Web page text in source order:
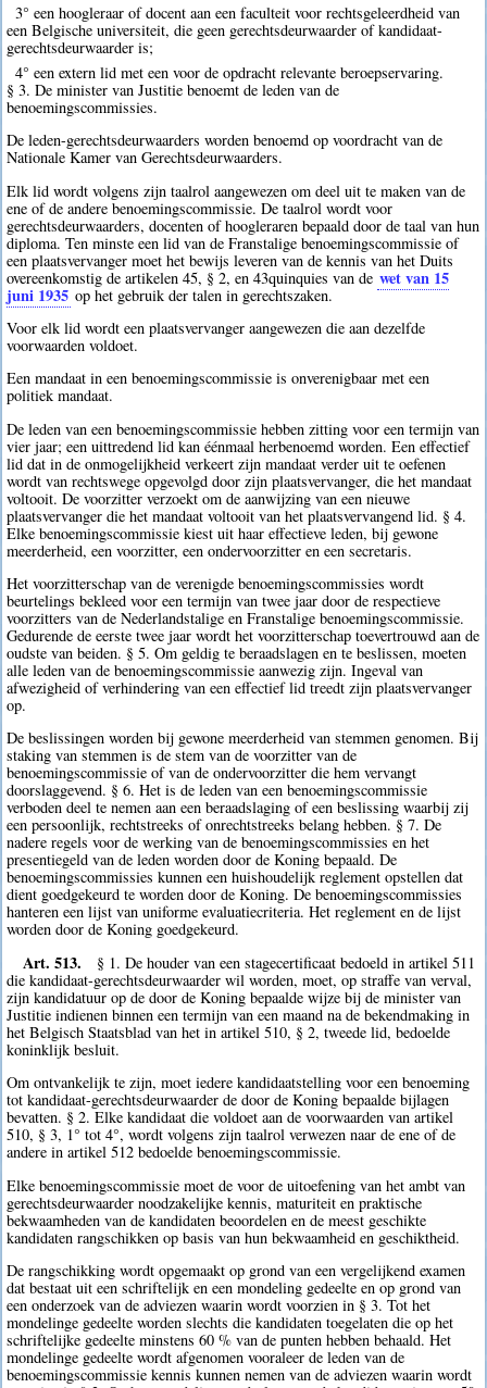
3° een hoogleraar of docent aan een faculteit voor rechtsgeleerdheid van
een Belgische universiteit, die geen gerechtsdeurwaarder of kandidaat-
gerechtsdeurwaarder is;
4° een extern lid met een voor de opdracht relevante beroepservaring.
§ 3. De minister van Justitie benoemt de leden van de
benoemingscommissies.
De leden-gerechtsdeurwaarders worden benoemd op voordracht van de
Nationale Kamer van Gerechtsdeurwaarders.
Elk lid wordt volgens zijn taalrol aangewezen om deel uit te maken van de
ene of de andere benoemingscommissie. De taalrol wordt voor
gerechtsdeurwaarders, docenten of hoogleraren bepaald door de taal van hun
diploma. Ten minste een lid van de Franstalige benoemingscommissie of
een plaatsvervanger moet het bewijs leveren van de kennis van het Duits
overeenkomstig de artikelen 45, § 2, en 43quinquies van de wet van 15
juni 1935 op het gebruik der talen in gerechtszaken.
Voor elk lid wordt een plaatsvervanger aangewezen die aan dezelfde
voorwaarden voldoet.
Een mandaat in een benoemingscommissie is onverenigbaar met een
politiek mandaat.
De leden van een benoemingscommissie hebben zitting voor een termijn van
vier jaar; een uittredend lid kan éénmaal herbenoemd worden. Een effectief
lid dat in de onmogelijkheid verkeert zijn mandaat verder uit te oefenen
wordt van rechtswege opgevolgd door zijn plaatsvervanger, die het mandaat
voltooit. De voorzitter verzoekt om de aanwijzing van een nieuwe
plaatsvervanger die het mandaat voltooit van het plaatsvervangend lid. § 4.
Elke benoemingscommissie kiest uit haar effectieve leden, bij gewone
meerderheid, een voorzitter, een ondervoorzitter en een secretaris.
Het voorzitterschap van de verenigde benoemingscommissies wordt
beurtelings bekleed voor een termijn van twee jaar door de respectieve
voorzitters van de Nederlandstalige en Franstalige benoemingscommissie.
Gedurende de eerste twee jaar wordt het voorzitterschap toevertrouwd aan de
oudste van beiden. § 5. Om geldig te beraadslagen en te beslissen, moeten
alle leden van de benoemingscommissie aanwezig zijn. Ingeval van
afwezigheid of verhindering van een effectief lid treedt zijn plaatsvervanger
op.
De beslissingen worden bij gewone meerderheid van stemmen genomen. Bij
staking van stemmen is de stem van de voorzitter van de
benoemingscommissie of van de ondervoorzitter die hem vervangt
doorslaggevend. § 6. Het is de leden van een benoemingscommissie
verboden deel te nemen aan een beraadslaging of een beslissing waarbij zij
een persoonlijk, rechtstreeks of onrechtstreeks belang hebben. § 7. De
nadere regels voor de werking van de benoemingscommissies en het
presentiegeld van de leden worden door de Koning bepaald. De
benoemingscommissies kunnen een huishoudelijk reglement opstellen dat
dient goedgekeurd te worden door de Koning. De benoemingscommissies
hanteren een lijst van uniforme evaluatiecriteria. Het reglement en de lijst
worden door de Koning goedgekeurd.
Art. 513.
§ 1. De houder van een stagecertificaat bedoeld in artikel 511
die kandidaat-gerechtsdeurwaarder wil worden, moet, op straffe van verval,
zijn kandidatuur op de door de Koning bepaalde wijze bij de minister van
Justitie indienen binnen een termijn van een maand na de bekendmaking in
het Belgisch Staatsblad van het in artikel 510, § 2, tweede lid, bedoelde
koninklijk besluit.
Om ontvankelijk te zijn, moet iedere kandidaatstelling voor een benoeming
tot kandidaat-gerechtsdeurwaarder de door de Koning bepaalde bijlagen
bevatten. § 2. Elke kandidaat die voldoet aan de voorwaarden van artikel
510, § 3, 1° tot 4°, wordt volgens zijn taalrol verwezen naar de ene of de
andere in artikel 512 bedoelde benoemingscommissie.
Elke benoemingscommissie moet de voor de uitoefening van het ambt van
gerechtsdeurwaarder noodzakelijke kennis, maturiteit en praktische
bekwaamheden van de kandidaten beoordelen en de meest geschikte
kandidaten rangschikken op basis van hun bekwaamheid en geschiktheid.
De rangschikking wordt opgemaakt op grond van een vergelijkend examen
dat bestaat uit een schriftelijk en een mondeling gedeelte en op grond van
een onderzoek van de adviezen waarin wordt voorzien in § 3. Tot het
mondelinge gedeelte worden slechts die kandidaten toegelaten die op het
schriftelijke gedeelte minstens 60 % van de punten hebben behaald. Het
mondelinge gedeelte wordt afgenomen vooraleer de leden van de
benoemingscommissie kennis kunnen nemen van de adviezen waarin wordt